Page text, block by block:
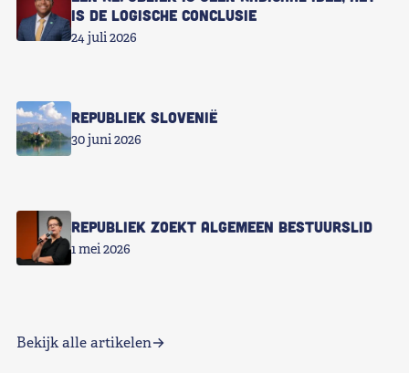
is de logische conclusie
24 juli 2026
Republiek Slovenië
30 juni 2026
Republiek zoekt Algemeen Bestuurslid
1 mei 2026
Bekijk alle artikelen